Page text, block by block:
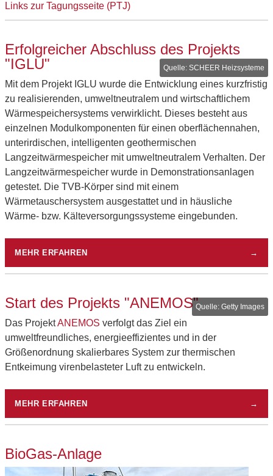
Links zur Tagungsseite (PTJ)
Erfolgreicher Abschluss des Projekts
"IGLU"
SCHEER Heizsysteme
Mit dem Projekt IGLU wurde die Entwicklung eines kurzfristig
zu realisierenden, umweltneutralem und wirtschaftlichem
Wärmespeichersystems verwirklicht. Dieses besteht aus
einzelnen Modulkomponenten für einen oberflächennahen,
unterirdischen, intelligenten geothermischen
Langzeitwärmespeicher mit umweltneutralem Verhalten. Der
Langzeitwärmespeicher wurde in Demonstrationsanlagen
getestet. Die TVB-Körper sind mit einem
Wärmetauschersystem ausgestattet und in häusliche
Wärme- bzw. Kälteversorgungssysteme eingebunden.
MEHR ERFAHREN →
Start des Projekts "ANEMOS" Getty Images
Das ProjektANEMOS verfolgt das Ziel ein
umweltfreundliches, energieeffizientes und in der
Größenordnung skalierbares System zur thermischen
Entkeimung virenbelasteter Luft zu entwickeln.
MEHR ERFAHREN →
BioGas-Anlage